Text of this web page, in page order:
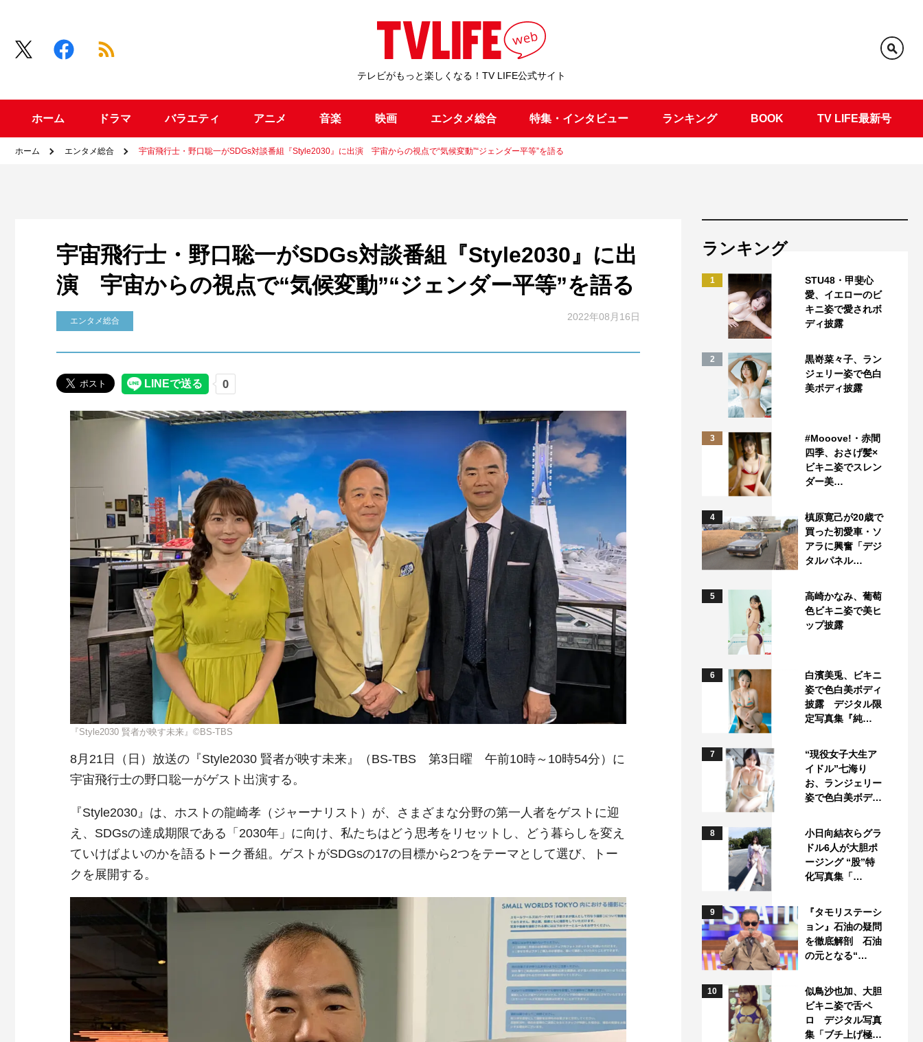
テレビがもっと楽しくなる！TV LIFE公式サイト
ホーム ドラマ バラエティ アニメ 音楽 映画 エンタメ総合 特集・インタビュー ランキング BOOK TV LIFE最新号
ホーム エンタメ総合 宇宙飛行士・野口聡一がSDGs対談番組『Style2030』に出演 宇宙からの視点で“気候変動”“ジェンダー平等”を語る
宇宙飛行士・野口聡一がSDGs対談番組『Style2030』に出
演 宇宙からの視点で“気候変動”“ジェンダー平等”を語る
エンタメ総合 2022年08月16日
『Style2030 賢者が映す未来』©BS-TBS
8月21日（日）放送の『Style2030 賢者が映す未来』（BS-TBS 第3日曜 午前10時～10時54分）に
宇宙飛行士の野口聡一がゲスト出演する。
『Style2030』は、ホストの龍崎孝（ジャーナリスト）が、さまざまな分野の第一人者をゲストに迎
え、SDGsの達成期限である「2030年」に向け、私たちはどう思考をリセットし、どう暮らしを変え
ていけばよいのかを語るトーク番組。ゲストがSDGsの17の目標から2つをテーマとして選び、トー
クを展開する。
ランキング
1
STU48・甲斐心
愛、イエローのビ
キニ姿で愛されボ
ディ披露
2
黒嵜菜々子、ラン
ジェリー姿で色白
美ボディ披露
3
#Mooove!・赤間
四季、おさげ髪×
ビキニ姿でスレン
ダー美…
4
槙原寛己が20歳で
買った初愛車・ソ
アラに興奮「デジ
タルパネル…
5
高崎かなみ、葡萄
色ビキニ姿で美ヒ
ップ披露
6
白濱美兎、ビキニ
姿で色白美ボディ
披露 デジタル限
定写真集『純…
7
“現役女子大生ア
イドル”七海り
お、ランジェリー
姿で色白美ボデ…
8
小日向結衣らグラ
ドル6人が大胆ポ
ージング “股”特
化写真集「…
9
『タモリステーシ
ョン』石油の疑問
を徹底解剖 石油
の元となる“…
10
似鳥沙也加、大胆
ビキニ姿で舌ペ
ロ デジタル写真
集「ブチ上げ極…